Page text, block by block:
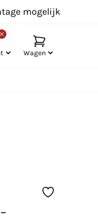
mogelijk
Wagen